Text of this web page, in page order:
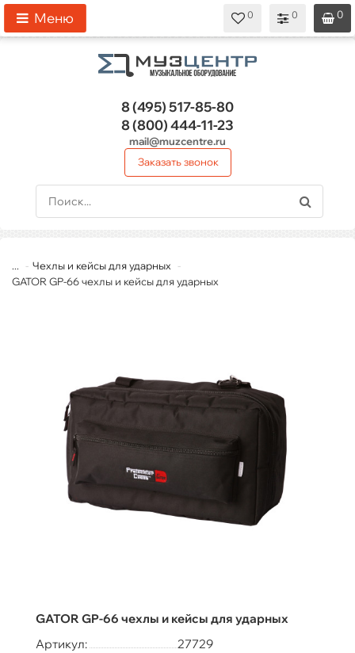
0
0
0
Меню
8 (495)517-85-80
8 (800)444-11-23
mail@muzcentre.ru
Заказать звонок
...
Чехлы и кейсы для ударных
GATOR GP-66 чехлы и кейсы для ударных
GATOR GP-66 чехлы и кейсы для ударных
Артикул:
27729